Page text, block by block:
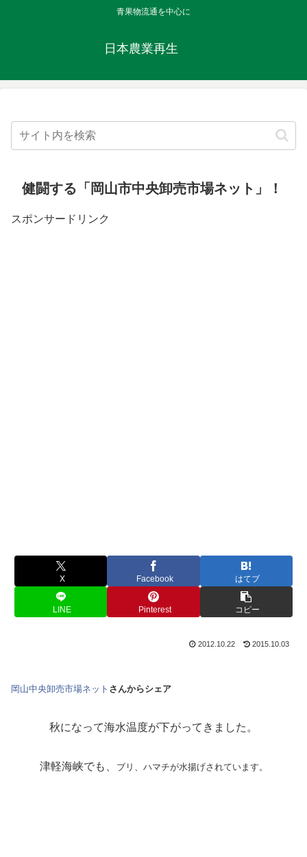
青果物流通を中心に
日本農業再生
健闘する「岡山市中央卸売市場ネット」！
スポンサードリンク
X Facebook はてブ
LINE Pinterest コピー
2012.10.22 2015.10.03
岡山中央卸売市場ネット さんからシェア
秋になって海水温度が下がってきました。
津軽海峡でも、 ブリ、ハマチが水揚げされています。